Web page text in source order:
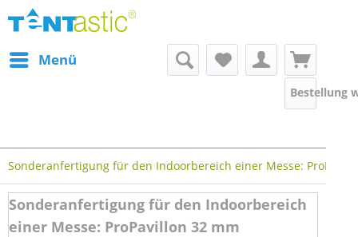
Menü
Bestellung
Sonderanfertigung für den Indoorbereich einer Messe:
Sonderanfertigung für den Indoorbereich
einer Messe: ProPavillon 32 mm